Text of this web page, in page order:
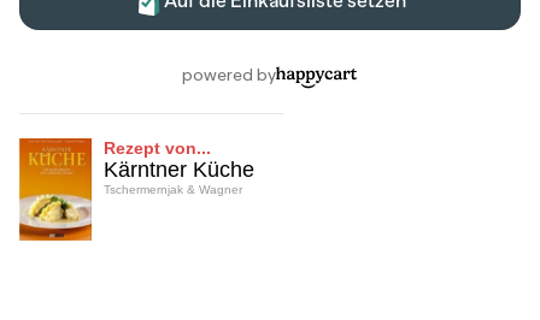
Rezept von...
Kärntner Küche
Tschermernjak & Wagner